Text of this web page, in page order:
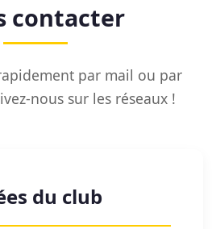
contacter
par mail ou par
nous sur les réseaux !
du club